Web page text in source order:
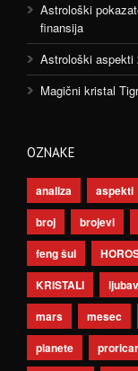
Astrološki
finansija
Astrološki aspekti
Magični kristal
OZNAKE
analiza aspekti
broj
brojevi
feng šui
KRISTALI
ljubav
mars
mesec
planete